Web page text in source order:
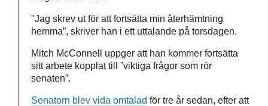
"Jag skrev ut för att fortsätta min återhämtning
hemma”, skriver han i ett uttalande på torsdagen.
Mitch McConnell uppger att han kommer fortsätta
sitt arbete kopplat till ”viktiga frågor som rör
senaten”.
Senatorn blev vida omtalad för tre år sedan, efter att